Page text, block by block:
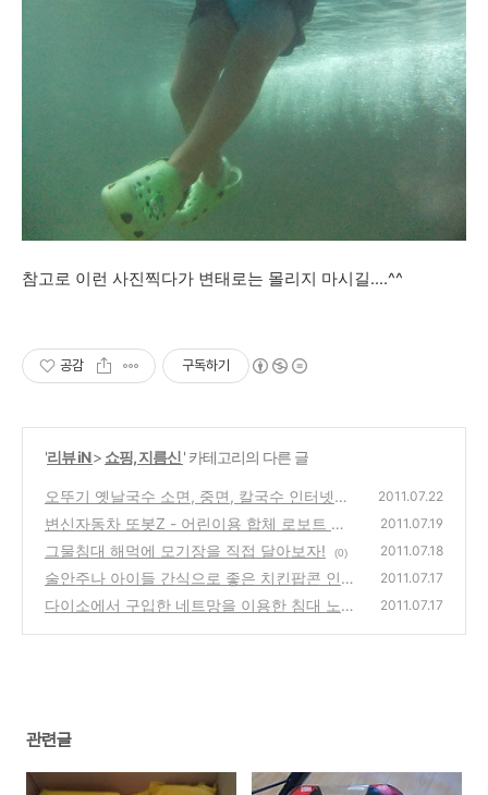
참고로 이런 사진찍다가 변태로는 몰리지 마시길....^^
공감 구독하기
'리뷰 iN> 쇼핑, 지름신' 카테고리의 다른 글
오뚜기 옛날국수 소면, 중면, 칼국수 인터넷으
로 구입
(0)
2011.07.22
변신자동차 또봇Z - 어린이용 합체 로보트 장
난감 구입 사용기
(4)
2011.07.19
그물침대 해먹에 모기장을 직접 달아보자! (0) 2011.07.18
술안주나 아이들 간식으로 좋은 치킨팝콘 인터
넷으로 구입, 시식기
(0)
2011.07.17
다이소에서 구입한 네트망을 이용한 침대 노트
2011.07.17
관련글